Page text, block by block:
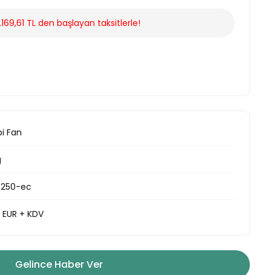
TL den başlayan taksitlerle!
Fan
ec
+ KDV
Gelince Haber Ver